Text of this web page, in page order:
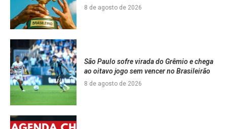
8 de agosto de 2026
São Paulo sofre virada do Grêmio e chega
ao oitavo jogo sem vencer no Brasileirão
8 de agosto de 2026